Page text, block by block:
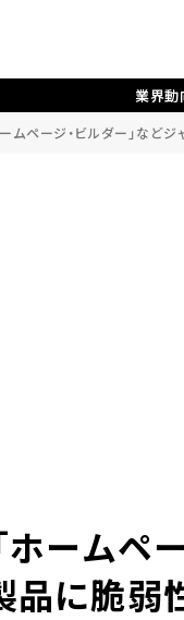
業界動
ームページ・ビルダー」な
ホーム
品に脆